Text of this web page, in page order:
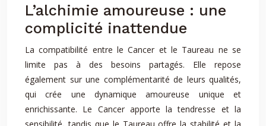
L’alchimie amoureuse : une
complicité inattendue
La compatibilité entre le Cancer et le Taureau ne se
limite pas à des besoins partagés. Elle repose
également sur une complémentarité de leurs qualités,
qui crée une dynamique amoureuse unique et
enrichissante. Le Cancer apporte la tendresse et la